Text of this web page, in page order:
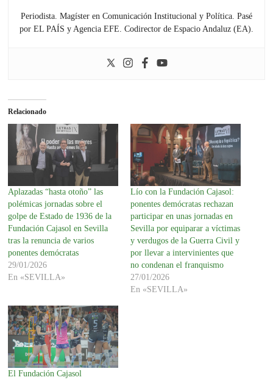
Periodista. Magíster en Comunicación Institucional y Política. Pasé
por EL PAÍS y Agencia EFE. Codirector de Espacio Andaluz (EA).
Relacionado
Aplazadas “hasta otoño” las
polémicas jornadas sobre el
golpe de Estado de 1936 de la
Fundación Cajasol en Sevilla
tras la renuncia de varios
ponentes demócratas
29/01/2026
En «SEVILLA»
Lío con la Fundación Cajasol:
ponentes demócratas rechazan
participar en unas jornadas en
Sevilla por equiparar a víctimas
y verdugos de la Guerra Civil y
por llevar a intervinientes que
no condenan el franquismo
27/01/2026
En «SEVILLA»
El Fundación Cajasol